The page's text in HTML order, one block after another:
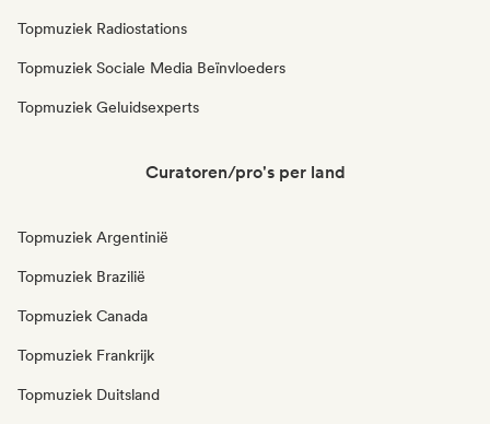
Topmuziek Radiostations
Topmuziek Sociale Media Beïnvloeders
Topmuziek Geluidsexperts
Curatoren/pro's per land
Topmuziek Argentinië
Topmuziek Brazilië
Topmuziek Canada
Topmuziek Frankrijk
Topmuziek Duitsland